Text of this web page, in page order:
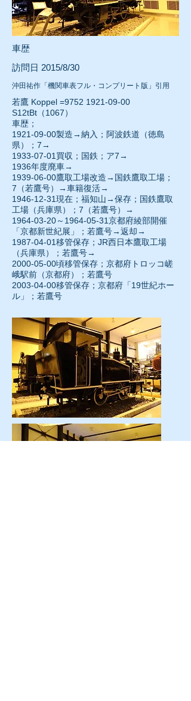
車歴
訪問日 2015/8/30
沖田祐作「機関車表フル・コンプリート版」引用
若鷹 Koppel =9752 1921-09-00
S12tBt（1067）
車歴；
1921-09-00製造→納入；阿波鉄道（徳島
県）；7→
1933-07-01 買収；国鉄；ア7→
1936年度廃車→
1939-06-00鷹取工場改造→国鉄鷹取工場；
7（若鷹号）→車籍復活→
1946-12-31現在；福知山→保存；国鉄鷹取
工場（兵庫県）；7（若鷹号）→
1964-03-20～1964-05-31京都府綾部開催
「京都新世紀展」；若鷹号→返却→
1987-04-01移管保存；JR西日本鷹取工場
（兵庫県）；若鷹号→
2000-05-00頃移管保存；京都府トロッコ嵯
峨駅前（京都府）；若鷹号
2003-04-00移管保存；京都府「19世紀ホー
ル」；若鷹号